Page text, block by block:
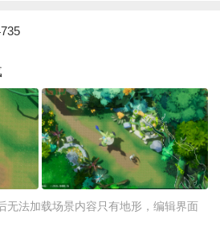
无法加载场景内容只有地形，编辑界面